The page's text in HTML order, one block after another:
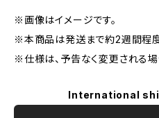
※画像はイメージです。
※本商品は発送まで約2週間程度
※仕様は、予告なく変更される場
International